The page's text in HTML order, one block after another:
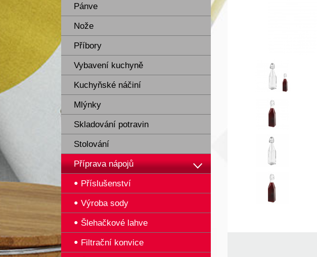
Pánve
Nože
Příbory
Vybavení kuchyně
Kuchyňské náčiní
Mlýnky
Skladování potravin
Stolování
Příprava nápojů
Příslušenství
Výroba sody
Šlehačkové lahve
Filtrační konvice